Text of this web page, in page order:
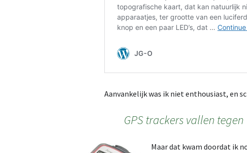
Aanvankelijk was ik niet enthousiast, en
GPS trackers vallen tegen
Maar dat kwam doordat ik